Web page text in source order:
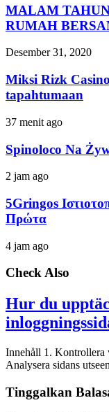
MALAM
RUMAH
Desember 31, 2020
Miksi Rizk
tapahtumaan
37 menit ago
Spinoloco Na
2 jam ago
5Gringos
Πρώτα
4 jam ago
Check Also
Hur du
Innehåll 1. Kontrollera
Analysera sidans
Tinggalkan